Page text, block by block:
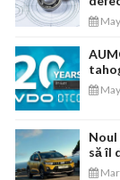
Noul
să îl